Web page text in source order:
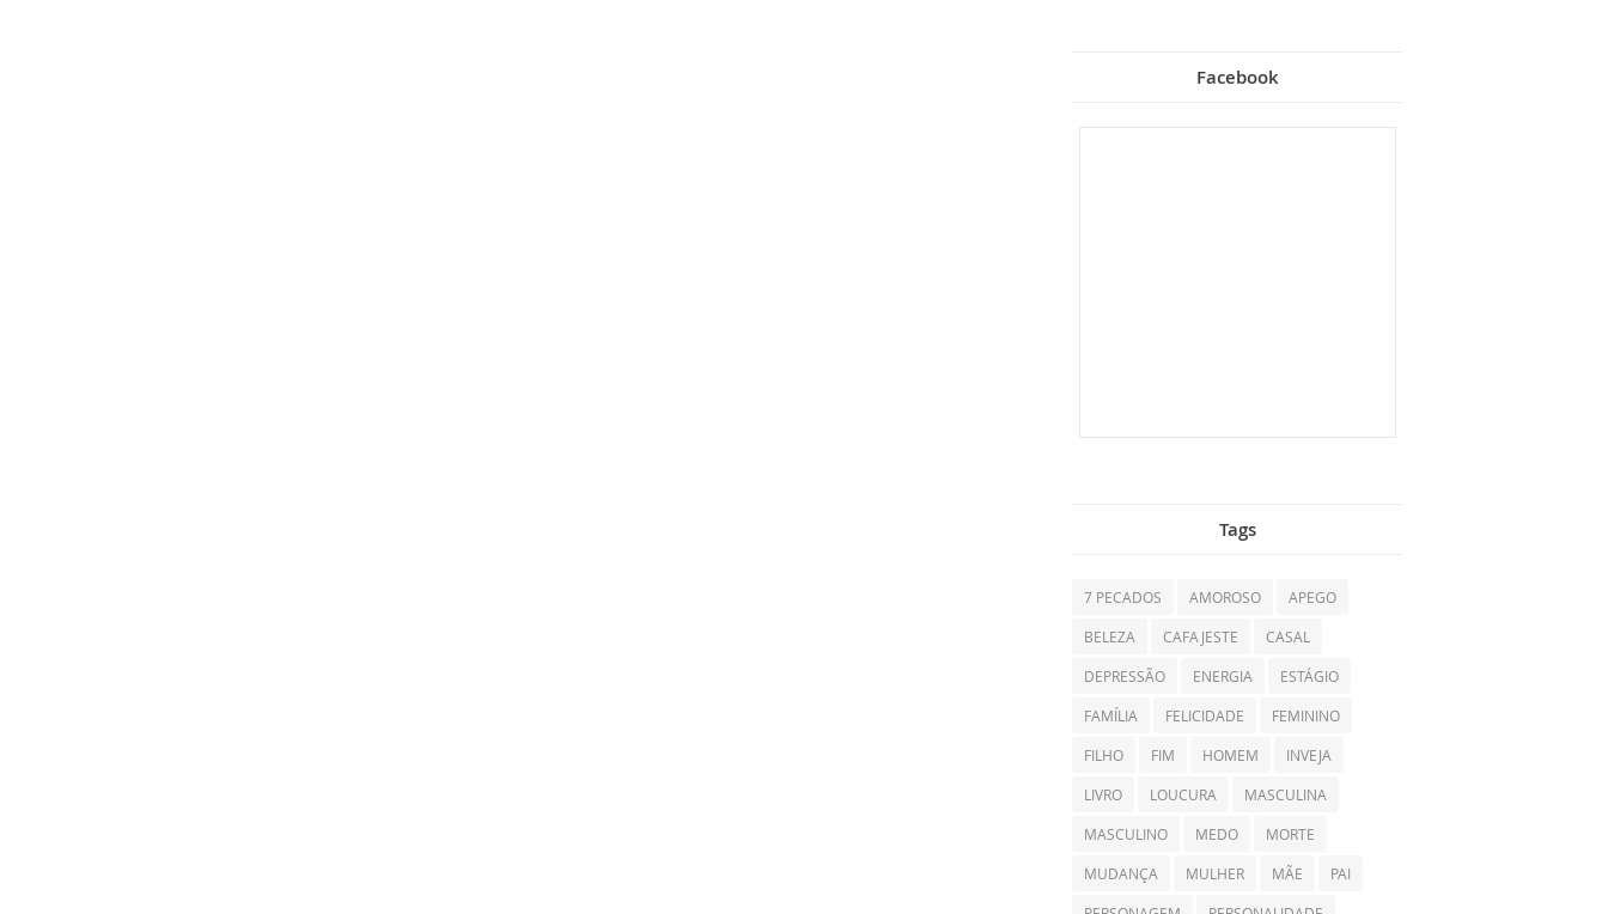
Facebook
Tags
7 PECADOS AMOROSO APEGO
BELEZA CAFAJESTE CASAL
DEPRESSÃO ENERGIA ESTÁGIO
FAMÍLIA FELICIDADE FEMININO
FILHO FIM HOMEM INVEJA
LIVRO LOUCURA MASCULINA
MASCULINO MEDO MORTE
MUDANÇA MULHER MÃE PAI